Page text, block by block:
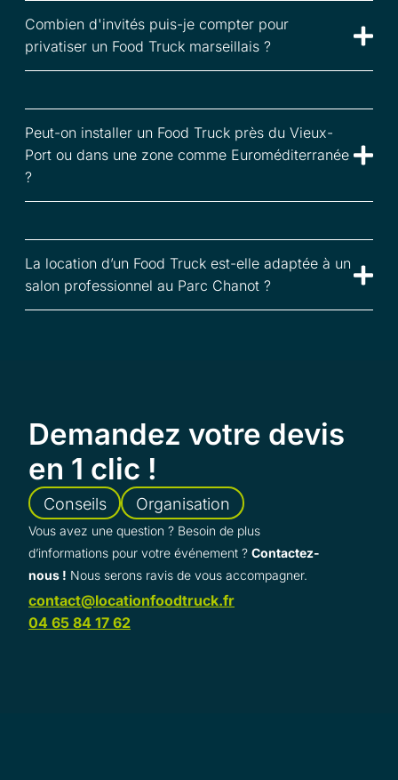
Combien d'invités puis-je compter pour
privatiser un Food Truck marseillais ?
Peut-on installer un Food Truck près du Vieux-
Port ou dans une zone comme Euroméditerranée
?
La location d’un Food Truck est-elle adaptée à un
salon professionnel au Parc Chanot ?
Demandez votre devis
en 1 clic !
Conseils Organisation
Vous avez une question ? Besoin de plus
d’informations pour votre événement ? Contactez-
nous ! Nous serons ravis de vous accompagner.
contact@locationfoodtruck.fr
04 65 84 17 62